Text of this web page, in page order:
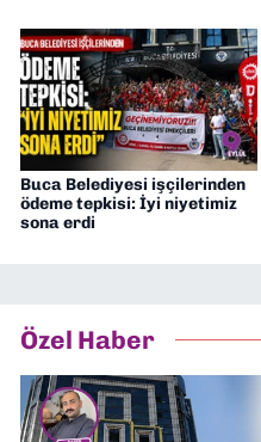
Buca Belediyesi işçilerinden
ödeme tepkisi: İyi niyetimiz
sona erdi
Özel Haber